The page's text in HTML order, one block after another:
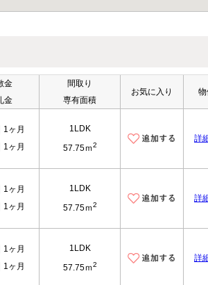
金
金
間取り
専有面積
お気に入り 物
1ヶ月
1ヶ月
1LDK
57.75ｍ2
詳
1ヶ月
1ヶ月
1LDK
57.75ｍ2
詳
1ヶ月
1ヶ月
1LDK
57.75ｍ2
詳